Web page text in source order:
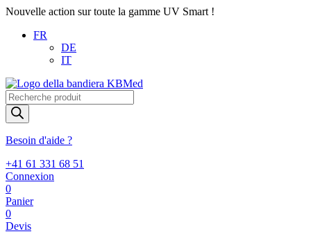
Nouvelle action sur toute la gamme UV Smart !
FR
DE
IT
Recherche
de
produits
Besoin d'aide ?
+41 61 331 68 51
Connexion
0
Panier
0
Devis